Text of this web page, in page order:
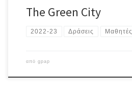
The Green City
2022-23 Δράσεις Μαθητές
από gpap